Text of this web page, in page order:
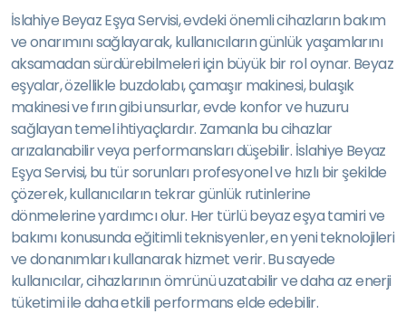
İslahiye Beyaz Eşya Servisi, evdeki önemli cihazların bakım
ve onarımını sağlayarak, kullanıcıların günlük yaşamlarını
aksamadan sürdürebilmeleri için büyük bir rol oynar. Beyaz
eşyalar, özellikle buzdolabı, çamaşır makinesi, bulaşık
makinesi ve fırın gibi unsurlar, evde konfor ve huzuru
sağlayan temel ihtiyaçlardır. Zamanla bu cihazlar
arızalanabilir veya performansları düşebilir. İslahiye Beyaz
Eşya Servisi, bu tür sorunları profesyonel ve hızlı bir şekilde
çözerek, kullanıcıların tekrar günlük rutinlerine
dönmelerine yardımcı olur. Her türlü beyaz eşya tamiri ve
bakımı konusunda eğitimli teknisyenler, en yeni teknolojileri
ve donanımları kullanarak hizmet verir. Bu sayede
kullanıcılar, cihazlarının ömrünü uzatabilir ve daha az enerji
tüketimi ile daha etkili performans elde edebilir.